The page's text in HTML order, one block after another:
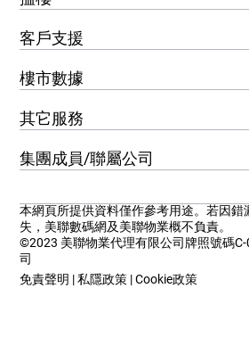
本網頁所提供資料僅作參考用途。若因錯
失，美聯數碼網及美聯物業概不負責。
©2023 美聯物業代理有限公司牌照號碼
司
免責聲明 |私隱政策 |Cookie政策
集團成員/聯屬公司
其它服務
樓市數據
客戶支援